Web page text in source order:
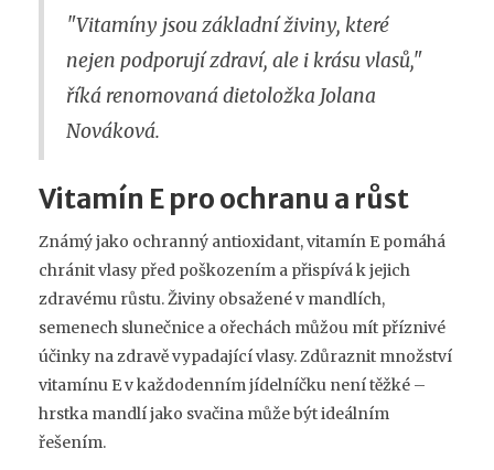
"Vitamíny jsou základní živiny, které
nejen podporují zdraví, ale i krásu vlasů,"
říká renomovaná dietoložka Jolana
Nováková.
Vitamín E pro ochranu a růst
Známý jako ochranný antioxidant, vitamín E pomáhá
chránit vlasy před poškozením a přispívá k jejich
zdravému růstu. Živiny obsažené v mandlích,
semenech slunečnice a ořechách můžou mít příznivé
účinky na zdravě vypadající vlasy. Zdůraznit množství
vitamínu E v každodenním jídelníčku není těžké –
hrstka mandlí jako svačina může být ideálním
řešením.